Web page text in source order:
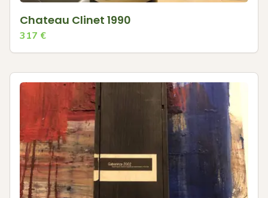
Chateau Clinet 1990
317 €